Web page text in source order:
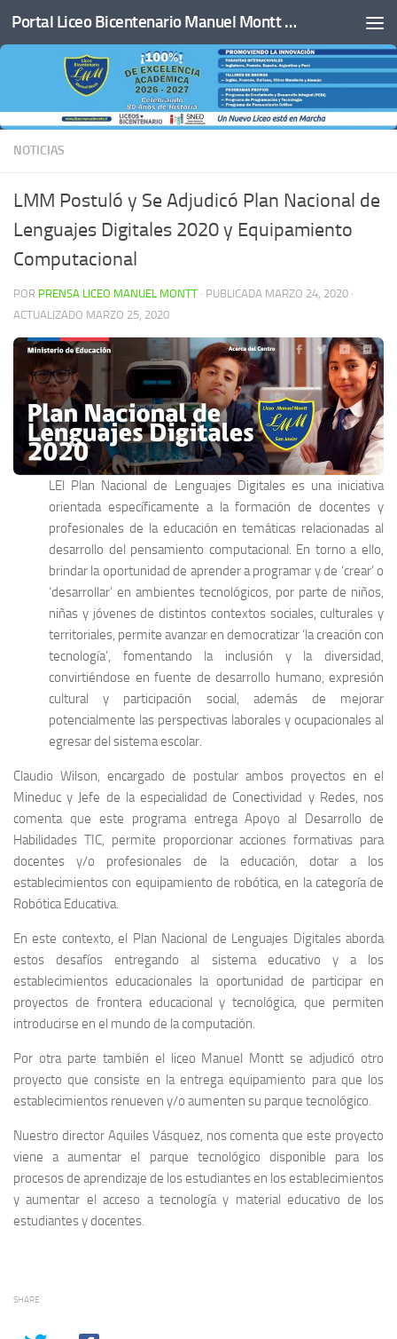
Saltar al contenido Portal Liceo Bicentenario Manuel Montt de San Javier
NOTICIAS
LMM Postuló y Se Adjudicó Plan Nacional de
Lenguajes Digitales 2020 y Equipamiento
Computacional
POR PRENSA LICEO MANUEL MONTT · PUBLICADA MARZO 24, 2020 ·
ACTUALIZADO MARZO 25, 2020
LEl Plan Nacional de Lenguajes Digitales es una iniciativa
orientada específicamente a la formación de docentes y
profesionales de la educación en temáticas relacionadas al
desarrollo del pensamiento computacional. En torno a ello,
brindar la oportunidad de aprender a programar y de ‘crear’ o
‘desarrollar’ en ambientes tecnológicos, por parte de niños,
niñas y jóvenes de distintos contextos sociales, culturales y
territoriales, permite avanzar en democratizar ‘la creación con
tecnología’, fomentando la inclusión y la diversidad,
convirtiéndose en fuente de desarrollo humano, expresión
cultural y participación social, además de mejorar
potencialmente las perspectivas laborales y ocupacionales al
egresar del sistema escolar.
Claudio Wilson, encargado de postular ambos proyectos en el
Mineduc y Jefe de la especialidad de Conectividad y Redes, nos
comenta que este programa entrega Apoyo al Desarrollo de
Habilidades TIC, permite proporcionar acciones formativas para
docentes y/o profesionales de la educación, dotar a los
establecimientos con equipamiento de robótica, en la categoría de
Robótica Educativa.
En este contexto, el Plan Nacional de Lenguajes Digitales aborda
estos desafíos entregando al sistema educativo y a los
establecimientos educacionales la oportunidad de participar en
proyectos de frontera educacional y tecnológica, que permiten
introducirse en el mundo de la computación.
Por otra parte también el liceo Manuel Montt se adjudicó otro
proyecto que consiste en la entrega equipamiento para que los
establecimientos renueven y/o aumenten su parque tecnológico.
Nuestro director Aquiles Vásquez, nos comenta que este proyecto
viene a aumentar el parque tecnológico disponible para los
procesos de aprendizaje de los estudiantes en los establecimientos
y aumentar el acceso a tecnología y material educativo de los
estudiantes y docentes.
SHARE